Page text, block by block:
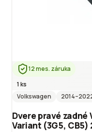
12 mes. záruka
1 ks
Volkswagen
2014
Dvere pravé zadné
Variant (3G5, CB5)